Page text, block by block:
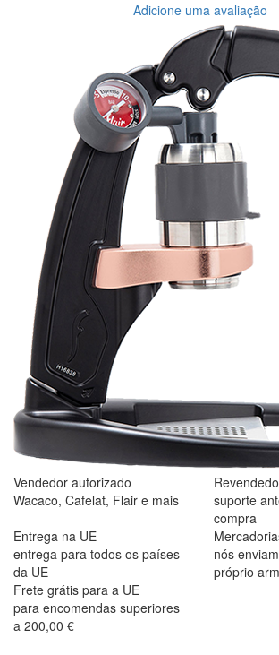
Adicione uma avaliação
Vendedor autorizado
Wacaco, Cafelat, Flair e mais
suporte
compra
Entrega na UE
entrega para todos os países
da UE
nós
próprio
Frete grátis para a UE
para encomendas superiores
a 200,00 €